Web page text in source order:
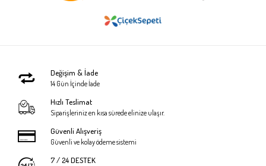
Değişim & İade
14 Gün İçinde İade
Hızlı Teslimat
Siparişleriniz en kısa sürede elinize ulaşır.
Güvenli Alışveriş
Güvenli ve kolay ödeme sistemi
7 / 24 DESTEK